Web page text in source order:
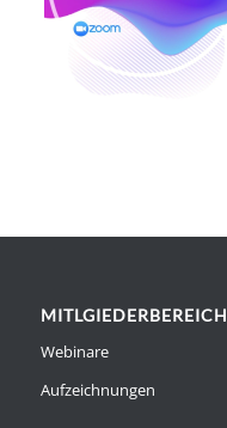
MITLGIEDERBEREICH
Webinare
Aufzeichnungen